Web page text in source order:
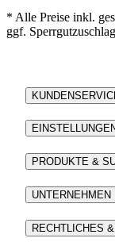
* Alle Preise inkl.
ggf.
PRODUKTE &
UNTERNEHMEN
RECHTLICHES